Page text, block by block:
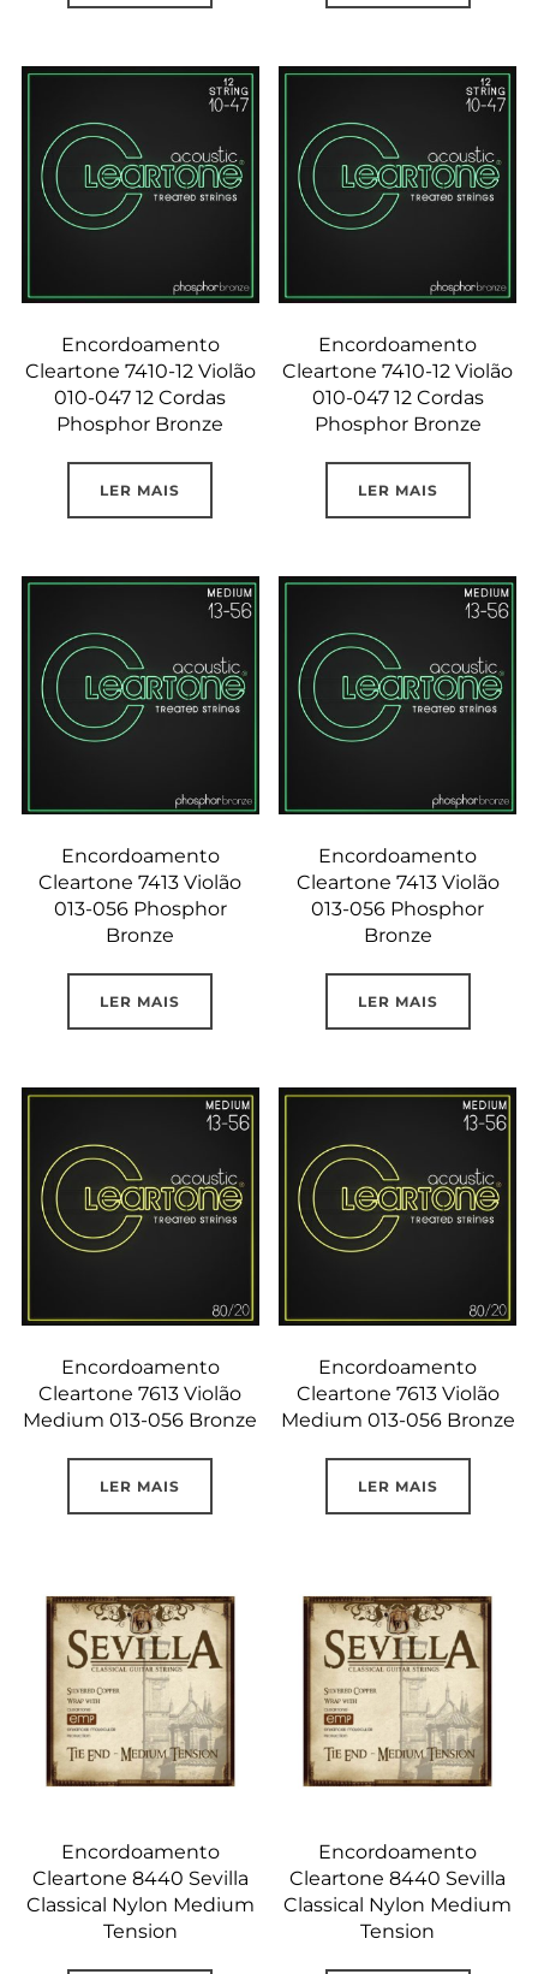
Encordoamento
Cleartone 7410-12 Violão
010-047 12 Cordas
Phosphor Bronze
LER MAIS
Encordoamento
Cleartone 7410-12 Violão
010-047 12 Cordas
Phosphor Bronze
LER MAIS
Encordoamento
Cleartone 7413 Violão
013-056 Phosphor
Bronze
LER MAIS
Encordoamento
Cleartone 7413 Violão
013-056 Phosphor
Bronze
LER MAIS
Encordoamento
Cleartone 7613 Violão
Medium 013-056 Bronze
LER MAIS
Encordoamento
Cleartone 7613 Violão
Medium 013-056 Bronze
LER MAIS
Encordoamento
Cleartone 8440 Sevilla
Classical Nylon Medium
Tension
Encordoamento
Cleartone 8440 Sevilla
Classical Nylon Medium
Tension